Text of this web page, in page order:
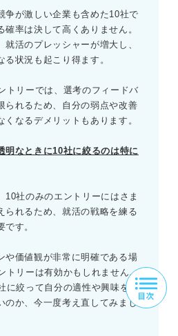
争が激しい企業も含めた10社で
率は決して高くありません。
就活のプレッシャーが増大し、
状況も起こり得ます。
トリーでは、選考のフィードバ
られるため、自分の弱点や改善
くなるデメリットもあります。
明なときに10社に絞るのは特に
10社のみのエントリーにはさま
られるため、就活の戦略を練る
す。
や価値観が非常に明確である場
トリーは有効かもしれません。
に絞って自分の適性や興味を探
のか、今一度考え直してみまし